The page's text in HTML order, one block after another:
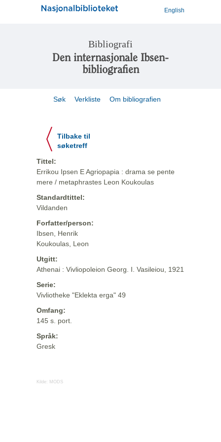
English
Bibliografi
Den internasjonale Ibsen-
bibliografien
Søk Verkliste Om bibliografien
Tilbake til
søketreff
Tittel:
Errikou Ipsen E Agriopapia : drama se pente
mere / metaphrastes Leon Koukoulas
Standardtittel:
Vildanden
Forfatter/person:
Ibsen, Henrik
Koukoulas, Leon
Utgitt:
Athenai : Vivliopoleion Georg. I. Vasileiou, 1921
Serie:
Vivliotheke "Eklekta erga" 49
Omfang:
145 s. port.
Språk:
Gresk
Kilde: MODS